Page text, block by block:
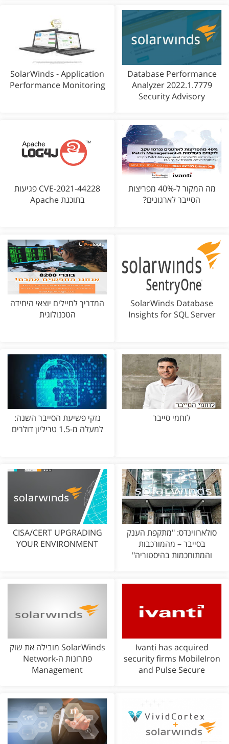
Database Performance
Analyzer 2022.1.7779
Security Advisory
SolarWinds - Application
Performance Monitoring
מה המקור ל-40% מפריצות
הסייבר לארגונים?
CVE-2021-44228 פגיעות
בתוכנת Apache
SolarWinds Database
Insights for SQL Server
המדריך לחיילים יוצאי היחידה
הטכנולוגית
לוחמי סייבר
נזקי פשיעת הסייבר השנה:
למעלה מ-1.5 טריליון דולרים
סולארווינדס: "מתקפת הענק
בסייבר – מהמורכבות
והמתוחכמות בהיסטוריה"
CISA/CERT UPGRADING
YOUR ENVIRONMENT
Ivanti has acquired
security firms MobileIron
and Pulse Secure
SolarWinds מובילה את שוק
פתרונות ה-Network
Management